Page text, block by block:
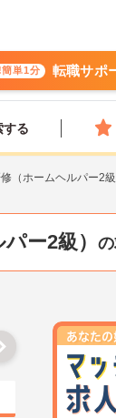
単1分 転職サポ
する
（ホームヘルパー2
ー2級）